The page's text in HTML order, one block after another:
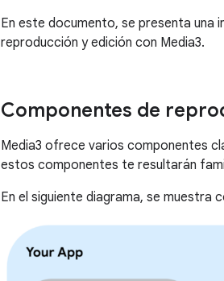
En este documento, se presenta una
reproducción y edición con Media3.
Componentes de
Media3 ofrece varios componentes
estos componentes te resultarán
En el siguiente diagrama, se muestra